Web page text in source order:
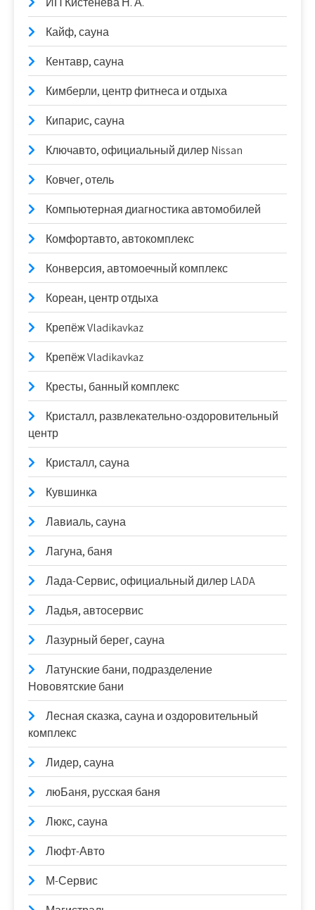
Кайф, сауна
Кентавр, сауна
Кимберли, центр фитнеса и отдыха
Кипарис, сауна
Ключавто, официальный дилер Nissan
Ковчег, отель
Компьютерная диагностика автомобилей
Комфортавто, автокомплекс
Конверсия, автомоечный комплекс
Кореан, центр отдыха
Крепёж Vladikavkaz
Крепёж Vladikavkaz
Кресты, банный комплекс
Кристалл, развлекательно-оздоровительный
центр
Кристалл, сауна
Кувшинка
Лавиаль, сауна
Лагуна, баня
Лада-Сервис, официальный дилер LADA
Ладья, автосервис
Лазурный берег, сауна
Латунские бани, подразделение
Нововятские бани
Лесная сказка, сауна и оздоровительный
комплекс
Лидер, сауна
люБаня, русская баня
Люкс, сауна
Люфт-Авто
М-Сервис